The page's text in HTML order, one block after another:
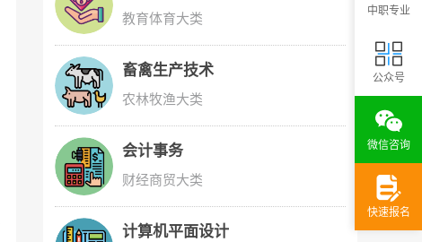
教育体育大类
畜禽生产技术
农林牧渔大类
会计事务
财经商贸大类
计算机平面设计
中职专业
公众号
微信咨询
快速报名